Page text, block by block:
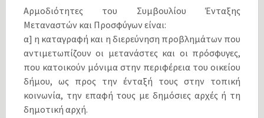
Αρμοδιότητες του Συμβουλίου Ένταξης
Μεταναστών και Προσφύγων είναι:
α] η καταγραφή και η διερεύνηση προβλημάτων που
αντιμετωπίζουν οι μετανάστες και οι πρόσφυγες,
που κατοικούν μόνιμα στην περιφέρεια του οικείου
δήμου, ως προς την ένταξή τους στην τοπική
κοινωνία, την επαφή τους με δημόσιες αρχές ή τη
δημοτική αρχή.